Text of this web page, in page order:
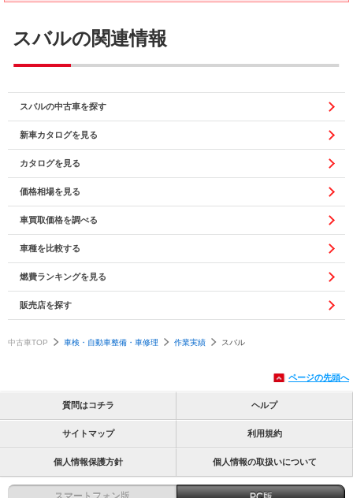
スバルの関連情報
スバルの中古車を探す
新車カタログを見る
カタログを見る
価格相場を見る
車買取価格を調べる
車種を比較する
燃費ランキングを見る
販売店を探す
中古車TOP 車検・自動車整備・車修理 作業実績 スバル
ページの先頭へ
質問はコチラ ヘルプ
サイトマップ 利用規約
個人情報保護方針 個人情報の取扱いについて